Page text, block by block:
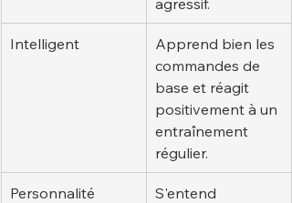
Intelligent
Apprend bien les
commandes de
base et réagit
positivement à un
entraînement
régulier.
Personnalité
S'entend